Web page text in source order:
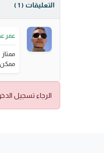
التعليقات ( 1 )
عمر
ممتاز
ممكن
الرجاء تسجيل